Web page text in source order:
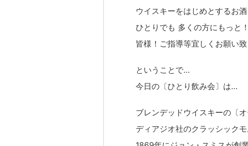
ウイスキーをはじめとするお
ひとりでも 多くの方にもっと
皆様！ご指導等宜しくお願い
ということで…
今日の〔ひとり飲み会〕は…
ブレンデッドウイスキーの〔
ディアジオ社のクラッシック